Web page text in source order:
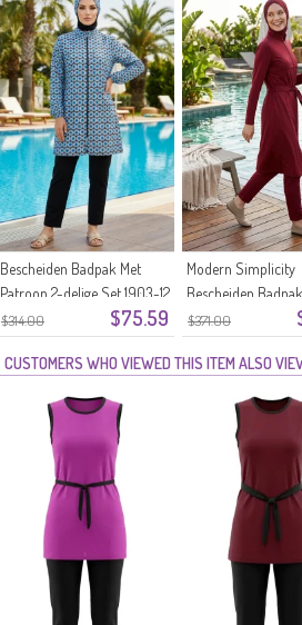
$314.00 $75.59
Bescheiden Badpak Met
Patroon 2-delige Set 1903-12
Zwart Blauw
$371.00
Modern Simplicity
Bescheiden
Riem En
05 Terracotta
CUSTOMERS WHO VIEWED THIS ITEM ALSO